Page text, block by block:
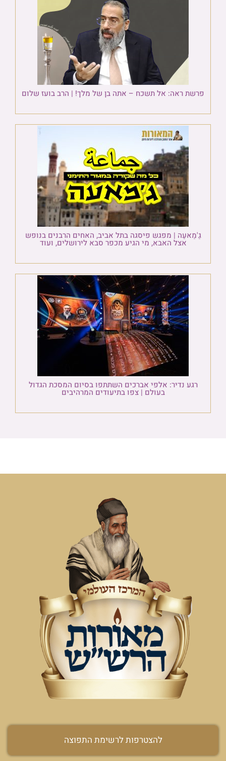
פרשת ראה: אל תשכח – אתה בן של מלך! | הרב בועז שלום
גַ'מַאעַה | מפגש פיסגה בתל אביב, האחים הרבנים בנופש
אצל האבא, מי הגיע מכפר סבא לירושלים, ועוד
רגע נדיר: אלפי אברכים השתתפו בסיום המסכת הגדול
בעולם | צפו בתיעודים המרהיבים
להצטרפות לרשימת התפוצה